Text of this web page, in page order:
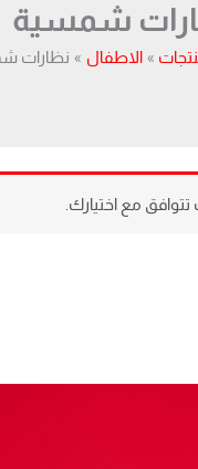
شمسية
الاطفال نظارات
تتوافق مع اختيارك.